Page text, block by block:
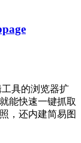
工具的浏览器扩
能快速一键抓取
，还内建简易图